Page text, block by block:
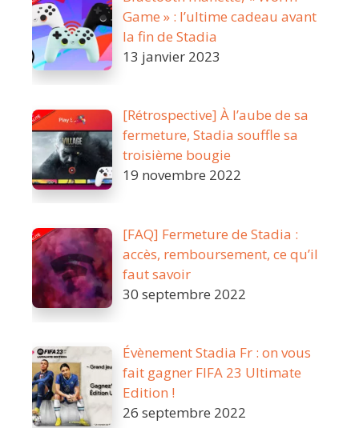
Game » : l’ultime cadeau avant
la fin de Stadia
13 janvier 2023
[Rétrospective] À l’aube de sa
fermeture, Stadia souffle sa
troisième bougie
19 novembre 2022
[FAQ] Fermeture de Stadia :
accès, remboursement, ce qu’il
faut savoir
30 septembre 2022
Évènement Stadia Fr : on vous
fait gagner FIFA 23 Ultimate
Edition !
26 septembre 2022